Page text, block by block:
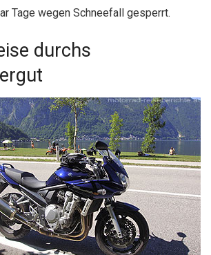
Tage wegen Schneefall gesperrt.
durchs